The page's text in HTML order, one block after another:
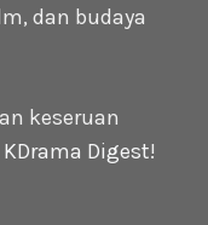
dan budaya
keseruan
KDrama Digest!